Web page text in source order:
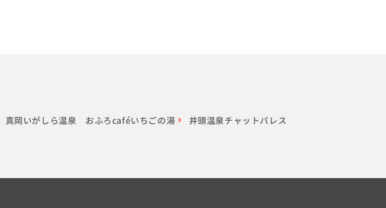
真岡いがしら温泉 おふろcaféいちごの湯
井頭温泉チャットパレス